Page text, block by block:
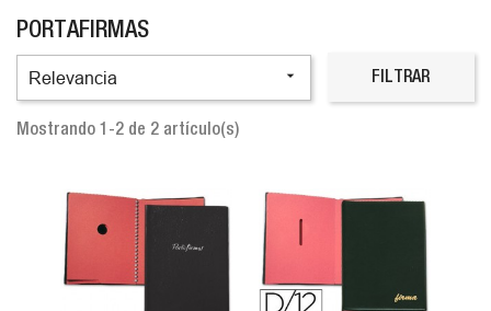
PORTAFIRMAS
Relevancia  FILTRAR
Mostrando 1-2 de 2 artículo(s)